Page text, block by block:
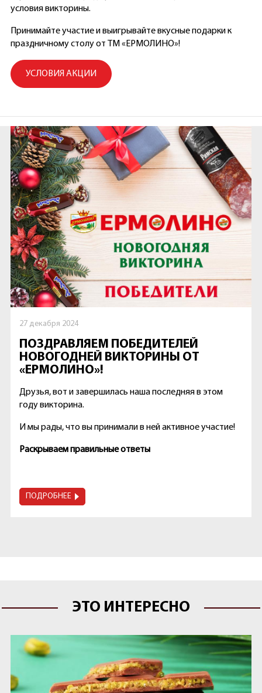
условия викторины.
Принимайте участие и выигрывайте вкусные подарки к
праздничному столу от ТМ «ЕРМОЛИНО»!
УСЛОВИЯ АКЦИИ
27 декабря 2024
ПОЗДРАВЛЯЕМ ПОБЕДИТЕЛЕЙ
НОВОГОДНЕЙ ВИКТОРИНЫ ОТ
«ЕРМОЛИНО»!
Друзья, вот и завершилась наша последняя в этом
году викторина.
И мы рады, что вы принимали в ней активное участие!
Раскрываем правильные ответы
ПОДРОБНЕЕ
ЭТО ИНТЕРЕСНО